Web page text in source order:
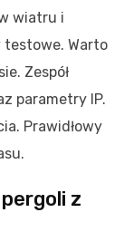
wiatru i
Warto
Zespół
parametry IP.
Prawidłowy
z